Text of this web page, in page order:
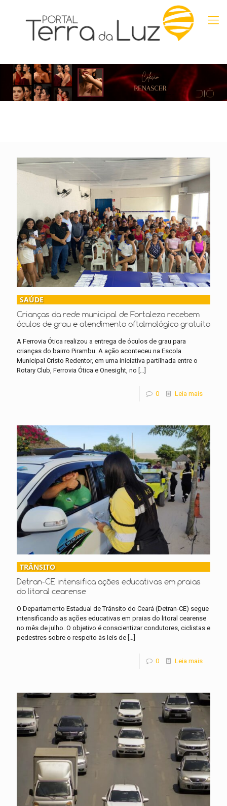
SAÚDE
Crianças da rede municipal de Fortaleza recebem
óculos de grau e atendimento oftalmológico gratuito
A Ferrovia Ótica realizou a entrega de óculos de grau para
crianças do bairro Pirambu. A ação aconteceu na Escola
Municipal Cristo Redentor, em uma iniciativa partilhada entre o
Rotary Club, Ferrovia Ótica e Onesight, no […]
0 Leia mais
TRÂNSITO
Detran-CE intensifica ações educativas em praias
do litoral cearense
O Departamento Estadual de Trânsito do Ceará (Detran-CE) segue
intensificando as ações educativas em praias do litoral cearense
no mês de julho. O objetivo é conscientizar condutores, ciclistas e
pedestres sobre o respeito às leis de […]
0 Leia mais